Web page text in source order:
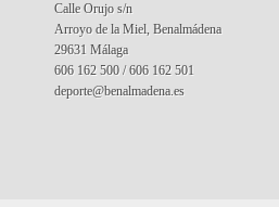
Calle Orujo s/n
Arroyo de la Miel, Benalmádena
29631 Málaga
606 162 500 / 606 162 501
deporte@benalmadena.es